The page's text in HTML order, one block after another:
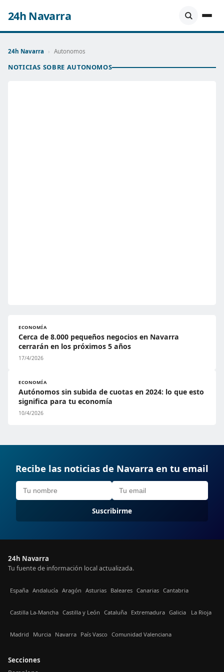
24h Navarra
24h Navarra › Autonomos
NOTICIAS SOBRE AUTONOMOS
ECONOMÍA
Cerca de 8.000 pequeños negocios en Navarra
cerrarán en los próximos 5 años
17/4/2026
ECONOMÍA
Autónomos sin subida de cuotas en 2024: lo que esto
significa para tu economía
10/4/2026
Recibe las noticias de Navarra en tu email
Suscribirme
24h Navarra
Tu fuente de información local actualizada.
España Andalucía Aragón Asturias Baleares Canarias Cantabria
Castilla La-Mancha Castilla y León Cataluña Extremadura Galicia La Rioja
Madrid Murcia Navarra País Vasco Comunidad Valenciana
Secciones